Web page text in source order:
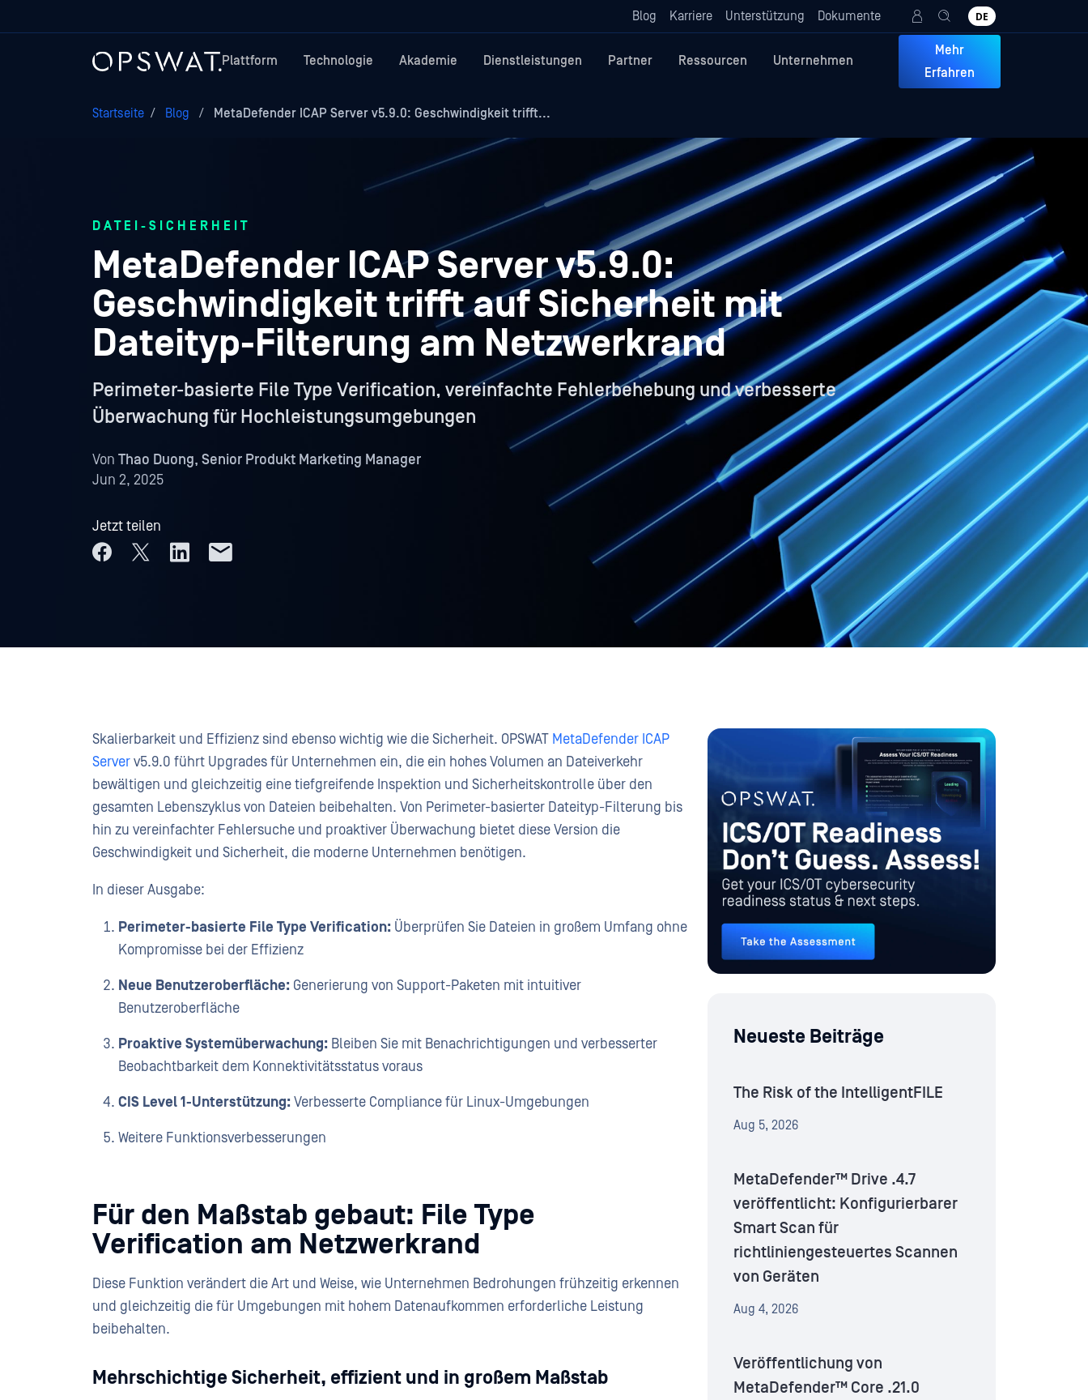
Blog Karriere Unterstützung Dokumente DE
Plattform Technologie Akademie Dienstleistungen Partner Ressourcen Unternehmen
Mehr
Erfahren
Startseite / Blog / MetaDefender ICAP Server v5.9.0: Geschwindigkeit trifft...
DATEI-SICHERHEIT
MetaDefender ICAP Server v5.9.0:
Geschwindigkeit trifft auf Sicherheit mit
Dateityp-Filterung am Netzwerkrand
Perimeter-basierte File Type Verification, vereinfachte Fehlerbehebung und verbesserte
Überwachung für Hochleistungsumgebungen
Von Thao Duong, Senior Produkt Marketing Manager
Jun 2, 2025
Jetzt teilen
Skalierbarkeit und Effizienz sind ebenso wichtig wie die Sicherheit. OPSWAT MetaDefender ICAP
Serverv5.9.0 führt Upgrades für Unternehmen ein, die ein hohes Volumen an Dateiverkehr
bewältigen und gleichzeitig eine tiefgreifende Inspektion und Sicherheitskontrolle über den
gesamten Lebenszyklus von Dateien beibehalten. Von Perimeter-basierter Dateityp-Filterung bis
hin zu vereinfachter Fehlersuche und proaktiver Überwachung bietet diese Version die
Geschwindigkeit und Sicherheit, die moderne Unternehmen benötigen.
In dieser Ausgabe:
Perimeter-basierte File Type Verification: Überprüfen Sie Dateien in großem Umfang ohne
Kompromisse bei der Effizienz
Neue Benutzeroberfläche: Generierung von Support-Paketen mit intuitiver
Benutzeroberfläche
Proaktive Systemüberwachung: Bleiben Sie mit Benachrichtigungen und verbesserter
Beobachtbarkeit dem Konnektivitätsstatus voraus
CIS Level 1-Unterstützung:Verbesserte Compliance für Linux-Umgebungen
Weitere Funktionsverbesserungen
Für den Maßstab gebaut: File Type
Verification am Netzwerkrand
Diese Funktion verändert die Art und Weise, wie Unternehmen Bedrohungen frühzeitig erkennen
und gleichzeitig die für Umgebungen mit hohem Datenaufkommen erforderliche Leistung
beibehalten.
Mehrschichtige Sicherheit, effizient und in großem Maßstab
Neueste Beiträge
The Risk of the IntelligentFILE
Aug 5, 2026
MetaDefender™ Drive .4.7
veröffentlicht: Konfigurierbarer
Smart Scan für
richtliniengesteuertes Scannen
von Geräten
Aug 4, 2026
Veröffentlichung von
MetaDefender™ Core .21.0